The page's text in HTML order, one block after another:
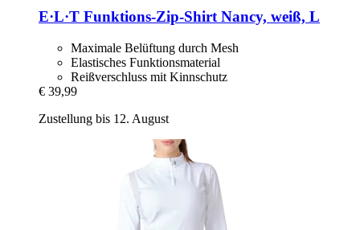
E·L·T Funktions-​Zip-​Shirt Nancy, weiß, L
Maximale Belüftung durch Mesh
Elastisches Funktionsmaterial
Reißverschluss mit Kinnschutz
€ 39,99
Zustellung bis 12. August